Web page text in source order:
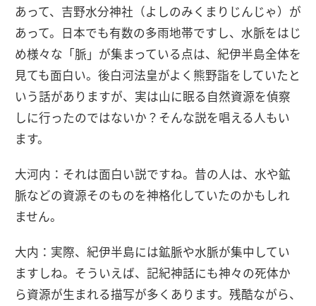
あって、吉野水分神社（よしのみくまりじんじゃ）が
あって。日本でも有数の多雨地帯ですし、水脈をはじ
め様々な「脈」が集まっている点は、紀伊半島全体を
見ても面白い。後白河法皇がよく熊野詣をしていたと
いう話がありますが、実は山に眠る自然資源を偵察
しに行ったのではないか？そんな説を唱える人もい
ます。
大河内：それは面白い説ですね。昔の人は、水や鉱
脈などの資源そのものを神格化していたのかもしれ
ません。
大内：実際、紀伊半島には鉱脈や水脈が集中してい
ますしね。そういえば、記紀神話にも神々の死体か
ら資源が生まれる描写が多くあります。残酷ながら、